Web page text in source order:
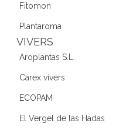
Fitomon
Plantaroma
VIVERS
Aroplantas S.L.
Carex vivers
ECOPAM
El Vergel de las Hadas